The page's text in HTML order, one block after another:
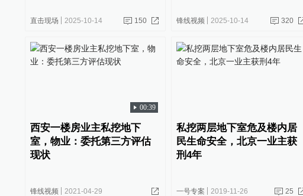
直击现场 2025-10-14 150 锋线视频 2025-10-14 320
00:39
西安一楼房业主私挖地下
室，物业：委托第三方评估
现状
锋线视频 2021-04-29
私挖两层地下室危及楼内居
民生命安全，北京一业主获
刑4年
一号专案 2019-11-26 25